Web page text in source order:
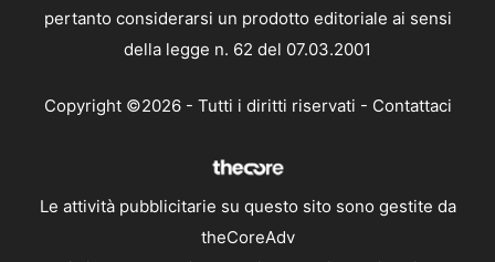
pertanto considerarsi un prodotto editoriale ai sensi
della legge n. 62 del 07.03.2001
Copyright ©2026 - Tutti i diritti riservati - Contattaci
Le attività pubblicitarie su questo sito sono gestite da
theCoreAdv